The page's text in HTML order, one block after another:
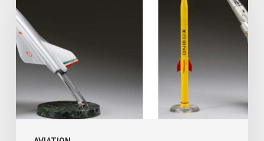
–
AVIATION
–
SVV
FARRANDO